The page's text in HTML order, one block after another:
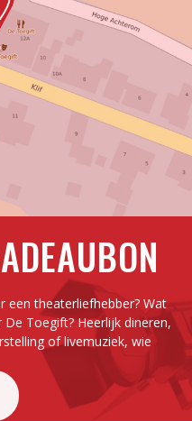
een theaterliefhebber? Wat
Toegift? Heerlijk dineren,
of livemuziek, wie